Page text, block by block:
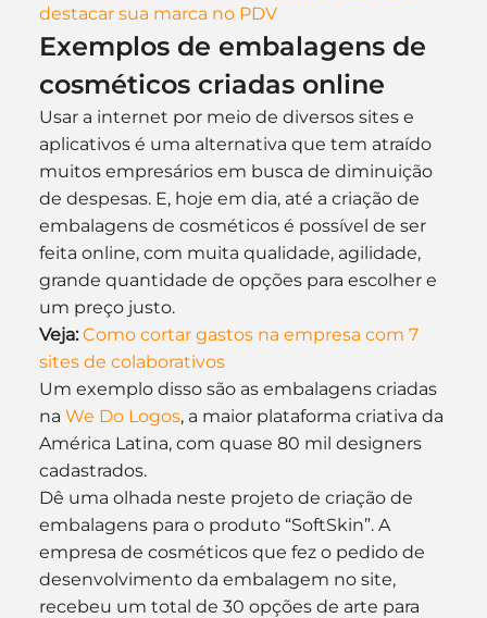
destacar sua marca no PDV
Exemplos de embalagens de
cosméticos criadas online
Usar a internet por meio de diversos sites e
aplicativos é uma alternativa que tem atraído
muitos empresários em busca de diminuição
de despesas. E, hoje em dia, até a criação de
embalagens de cosméticos é possível de ser
feita online, com muita qualidade, agilidade,
grande quantidade de opções para escolher e
um preço justo.
Veja: Como cortar gastos na empresa com 7
sites de colaborativos
Um exemplo disso são as embalagens criadas
na We Do Logos, a maior plataforma criativa da
América Latina, com quase 80 mil designers
cadastrados.
Dê uma olhada neste projeto de criação de
embalagens para o produto “SoftSkin”. A
empresa de cosméticos que fez o pedido de
desenvolvimento da embalagem no site,
recebeu um total de 30 opções de arte para